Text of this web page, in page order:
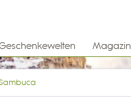
Magazin